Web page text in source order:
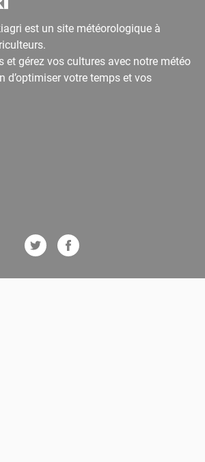
est un site météorologique à
et gérez vos cultures avec notre météo
d’optimiser votre temps et vos